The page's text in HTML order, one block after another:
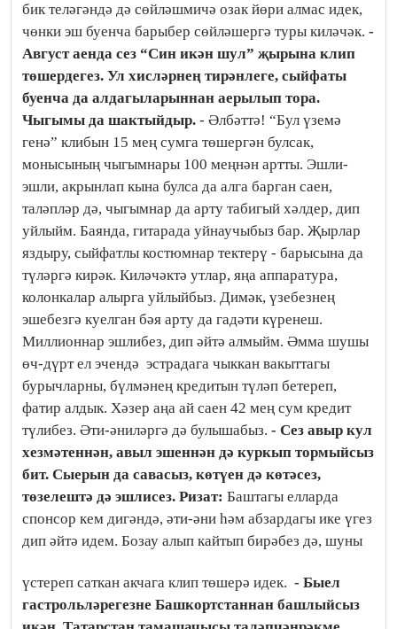
бик теләгәндә дә сөйләшмичә озак йөри алмас идек,
чөнки эш буенча барыбер сөйләшергә туры киләчәк. -
Август аенда сез “Син икән шул” җырына клип
төшердегез. Ул хисләрнең тирәнлеге, сыйфаты
буенча да алдагыларыннан аерылып тора.
Чыгымы да шактыйдыр. - Әлбәттә! “Бул үземә
генә” клибын 15 мең сумга төшергән булсак,
монысының чыгымнары 100 меңнән артты. Эшли-
эшли, акрынлап кына булса да алга барган саен,
таләпләр дә, чыгымнар да арту табигый хәлдер, дип
уйлыйм. Баянда, гитарада уйнаучыбыз бар. Җырлар
яздыру, сыйфатлы костюмнар тектерү - барысына да
түләргә кирәк. Киләчәктә утлар, яңа аппаратура,
колонкалар алырга уйлыйбыз. Димәк, үзебезнең
эшебезгә куелган бәя арту да гадәти күренеш.
Миллионнар эшлибез, дип әйтә алмыйм. Әмма шушы
өч-дүрт ел эчендә эстрадага чыккан вакыттагы
бурычларны, бүлмәнең кредитын түләп бетереп,
фатир алдык. Хәзер аңа ай саен 42 мең сум кредит
түлибез. Әти-әниләргә дә булышабыз. - Сез авыр кул
хезмәтеннән, авыл эшеннән дә куркып тормыйсыз
бит. Сыерын да савасыз, көтүен дә көтәсез,
төзелештә дә эшлисез. Ризат: Баштагы елларда
спонсор кем дигәндә, әти-әни һәм абзардагы ике үгез
дип әйтә идем. Бозау алып кайтып бирәбез дә, шуны
үстереп саткан акчага клип төшерә идек. - Быел
гастрольләрегезне Башкортстаннан башлыйсыз